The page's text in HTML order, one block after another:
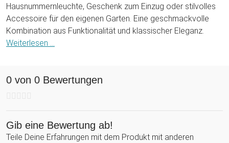
Hausnummernleuchte, Geschenk zum Einzug oder stilvolles
Accessoire für den eigenen Garten. Eine geschmackvolle
Kombination aus Funktionalität und klassischer Eleganz.
Weiterlesen ...
0 von 0 Bewertungen
Gib eine Bewertung ab!
Teile Deine Erfahrungen mit dem Produkt mit anderen